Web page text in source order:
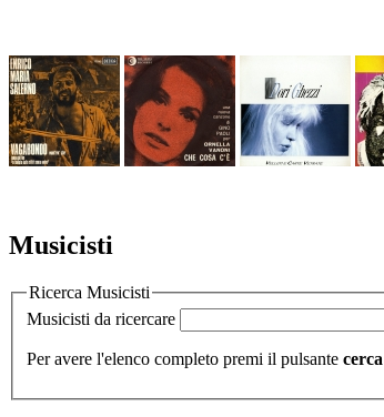
Musicisti
Ricerca Musicisti
Musicisti da ricercare
Per avere l'elenco completo premi il pulsante cerca